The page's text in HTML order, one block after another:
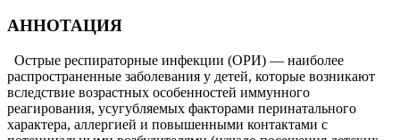
АННОТАЦИЯ
Острые респираторные инфекции (ОРИ) — наиболее
распространенные заболевания у детей, которые возникают
вследствие возрастных особенностей иммунного
реагирования, усугубляемых факторами перинатального
характера, аллергией и повышенными контактами с